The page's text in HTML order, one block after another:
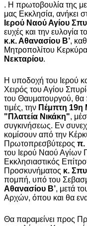
. Η πρωτοβουλία της
μας Εκκλησία, ανήκει
Ιερού Ναού Αγίου
ευχές και την ευλογία
κ.κ. Αθανασίου Β’,
Μητροπολίτου
Νεκταρίου.
Η υποδοχή του Ιερού
Χειρός του Αγίου
του Θαυματουργού, θα
τιμές, την Πέμπτη 19η
"Πλατεία Νικάκη",
συγκινήσεως. Εν
κομίσουν από την
Πρωτοπρεσβύτερος π.
του Ιερού Ναού Αγίων
Εκκλησιαστικός
Προσκυνήματος κ.
πομπή, υπό του
Αθανασίου Β’, μετά
Αρχών, όπου και θα
Θα παραμείνει προς